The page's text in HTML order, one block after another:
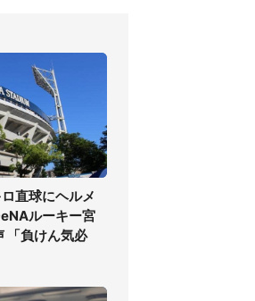
直球にヘルメ
ルーキー宮
「負けん気必